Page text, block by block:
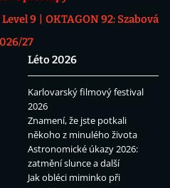
9
OKTAGON 92: Szabová
27
Léto 2026
Karlovarský filmový festival
2026
Znamení, že jste potkali
někoho z minulého života
Astronomické úkazy 2026:
zatmění slunce a další
Jak obléci miminko při